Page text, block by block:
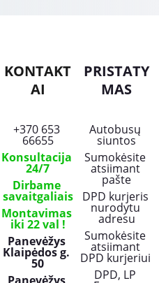
KONTAKT
AI
+370 653
66655
Konsultacija
24/7
Dirbame
savaitgaliais
Montavimas
iki 22 val !
Panevėžys
Klaipėdos g.
50
PRISTATY
MAS
Autobusų
siuntos
Sumokėsite
atsiimant
pašte
DPD kurjeris
nurodytu
adresu
Sumokėsite
atsiimant
DPD kurjeriui
DPD, LP